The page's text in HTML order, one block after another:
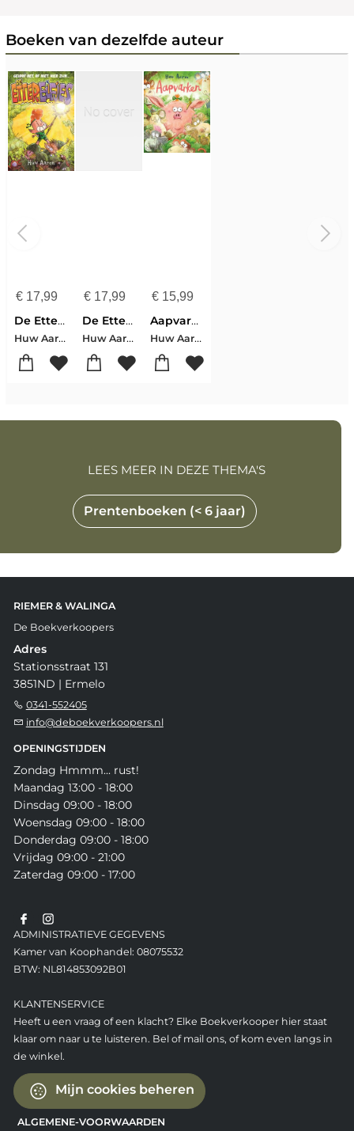
Boeken van dezelfde auteur
€17,99
De Etterelfjes
Huw Aaron
€17,99
De Etterelfjes vs de onsterfelijke pad
Huw Aaron
€ 15,99
Aapvarken
Huw Aaron
Prentenboeken (< 6 jaar)
LEES MEER IN DEZE THEMA'S
RIEMER & WALINGA
De Boekverkoopers
Adres
Stationsstraat 131
3851ND | Ermelo
0341-552405
info@deboekverkoopers.nl
OPENINGSTIJDEN
Zondag Hmmm... rust!
Maandag 13:00 - 18:00
Dinsdag 09:00 - 18:00
Woensdag 09:00 - 18:00
Donderdag 09:00 - 18:00
Vrijdag 09:00 - 21:00
Zaterdag 09:00 - 17:00
ADMINISTRATIEVE GEGEVENS
Kamer van Koophandel: 08075532
BTW: NL814853092B01
KLANTENSERVICE
Heeft u een vraag of een klacht? Elke Boekverkooper hier staat
klaar om naar u te luisteren. Bel of mail ons, of kom even langs in
de winkel.
Mijn cookies beheren
ALGEMENE-VOORWAARDEN